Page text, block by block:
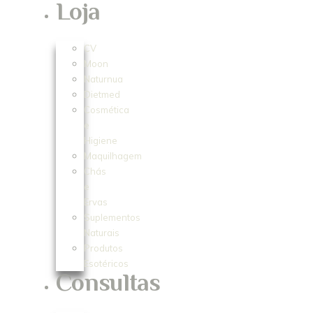
Loja
CV
Moon
Naturnua
Dietmed
Cosmética
e
Higiene
Maquilhagem
Chás
e
Ervas
Suplementos
Naturais
Produtos
Esotéricos
Consultas